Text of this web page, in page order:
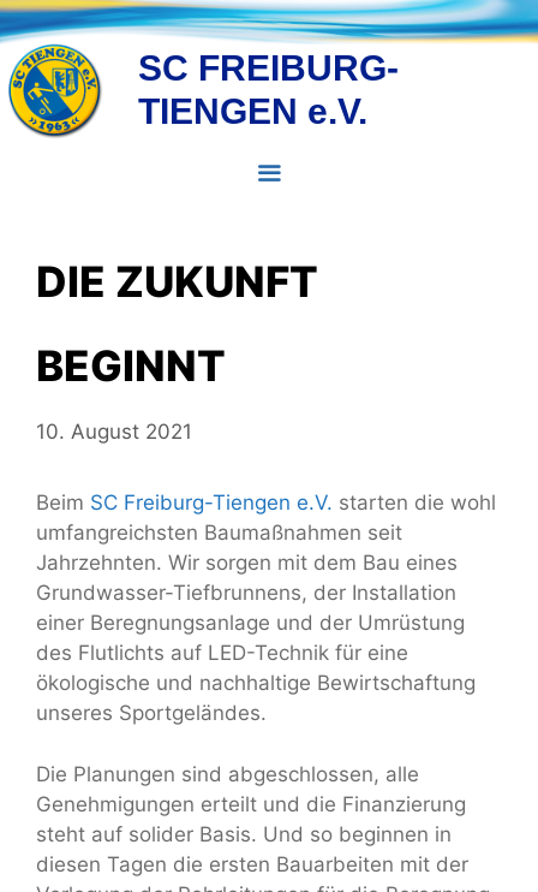
Zum
Inhalt
springen
SC FREIBURG-
TIENGEN e.V.
DIE ZUKUNFT
BEGINNT
10. August 2021
Beim SC Freiburg-Tiengen e.V. starten die wohl
umfangreichsten Baumaßnahmen seit
Jahrzehnten. Wir sorgen mit dem Bau eines
Grundwasser-Tiefbrunnens, der Installation
einer Beregnungsanlage und der Umrüstung
des Flutlichts auf LED-Technik für eine
ökologische und nachhaltige Bewirtschaftung
unseres Sportgeländes.
Die Planungen sind abgeschlossen, alle
Genehmigungen erteilt und die Finanzierung
steht auf solider Basis. Und so beginnen in
diesen Tagen die ersten Bauarbeiten mit der